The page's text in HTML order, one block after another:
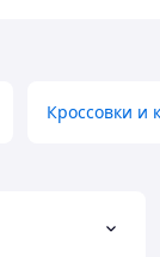
Кроссовки и